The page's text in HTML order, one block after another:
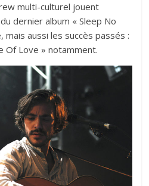
multi-culturel jouent
dernier album « Sleep No
aussi les succès passés :
Of Love » notamment.